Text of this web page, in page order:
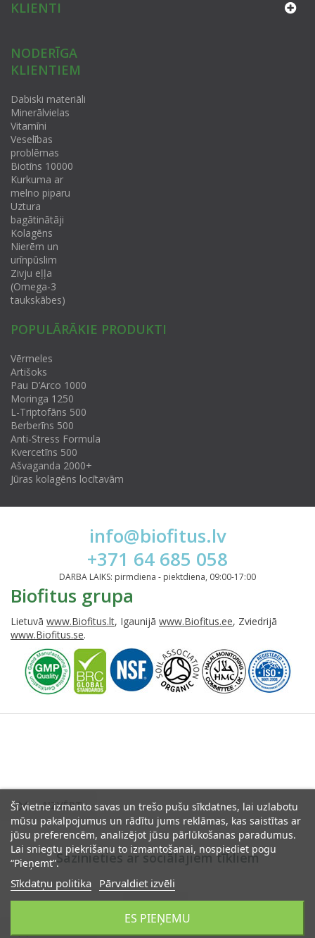
KLIENTI
NODERĪGA
KLIENTIEM
Dabiski materiāli
Minerālvielas
Vitamīni
Veselības
problēmas
Biotīns 10000
Kurkuma ar
melno piparu
Uztura
bagātinātāji
Kolagēns
Nierēm un
urīnpūslim
Zivju eļļa
(Omega-3
taukskābes)
POPULĀRĀKIE PRODUKTI
Vērmeles
Artišoks
Pau D’Arco 1000
Moringa 1250
L-Triptofāns 500
Berberīns 500
Anti-Stress Formula
Kvercetīns 500
Ašvaganda 2000+
Jūras kolagēns locītavām
info@biofitus.lv
+371 64 685 058
DARBA LAIKS: pirmdiena - piektdiena, 09:00-17:00
Biofitus grupa
Lietuvā www.Biofitus.lt, Igaunijā www.Biofitus.ee, Zviedrijā
www.Biofitus.se.
Šī vietne izmanto savas un trešo pušu sīkdatnes, lai uzlabotu
mūsu pakalpojumus un rādītu jums reklāmas, kas saistītas ar
jūsu preferencēm, analizējot jūsu pārlūkošanas paradumus.
Lai sniegtu piekrišanu to izmantošanai, nospiediet pogu
“Pieņemt”.
Sīkdatņu politika Pārvaldiet izvēli
ES PIEŅEMU
 AIZVĒRT
Sazinieties ar sociālajiem tīkliem
Google
